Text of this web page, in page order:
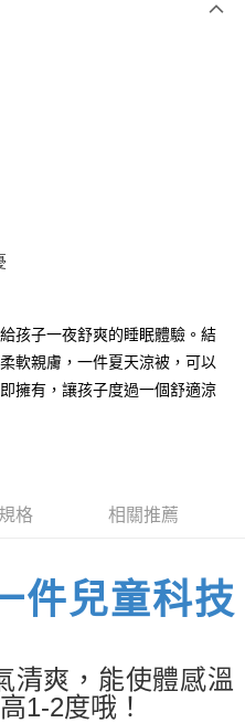
中國信託商業銀行
永豐商業銀行
星展（台灣）商業銀行
免運費
孩子一夜舒爽的睡眠體驗。結
軟親膚，一件夏天涼被，可以
擁有，讓孩子度過一個舒適涼
格 相關推薦
件兒童科技
清爽 ， 能使體感溫
1-2度哦！